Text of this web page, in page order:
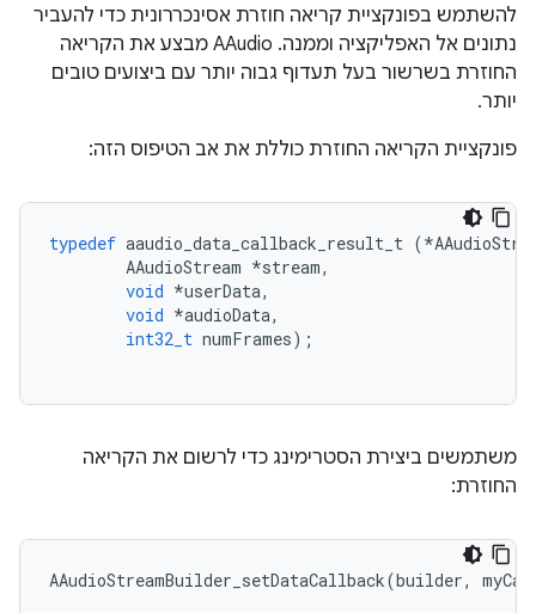
להשתמש בפונקציית קריאה חוזרת אסינכררונית כדי להעביר
נתונים אל האפליקציה וממנה. AAudio מבצע את הקריאה
החוזרת בשרשור בעל תעדוף גבוה יותר עם ביצועים טובים
יותר.
פונקציית הקריאה החוזרת כוללת את אב הטיפוס הזה:
typedef aaudio_data_callback_result_t (*
AAudioStream *stream,
void *userData,
void *audioData,
int32_t numFrames);
משתמשים ביצירת הסטרימינג כדי לרשום את הקריאה
החוזרת:
AAudioStreamBuilder_setDataCallback(builder,